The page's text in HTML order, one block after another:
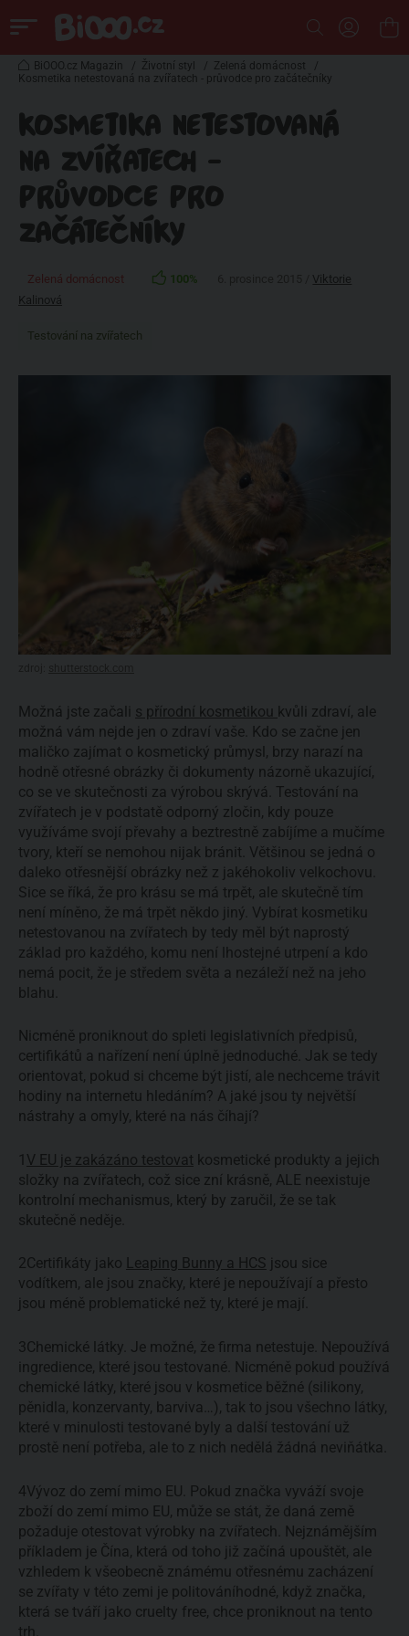
BiOOO.cz Magazin / Životní styl / Zelená domácnost
/
Kosmetika netestovaná na zvířatech - průvodce pro začátečníky
KOSMETIKA NETESTOVANÁ
NA ZVÍŘATECH -
PRŮVODCE PRO
ZAČÁTEČNÍKY
Zelená domácnost 100%
Viktorie
Kalinová
Testování na zvířatech
Možná jste začali s přírodní kosmetikou kvůli zdraví, ale
možná vám nejde jen o zdraví vaše. Kdo se začne jen
maličko zajímat o kosmetický průmysl, brzy narazí na
hodně otřesné obrázky či dokumenty názorně ukazující,
co se ve skutečnosti za výrobou skrývá. Testování na
zvířatech je v podstatě odporný zločin, kdy pouze
využíváme svojí převahy a beztrestně zabíjíme a mučíme
tvory, kteří se nemohou nijak bránit. Většinou se jedná o
daleko otřesnější obrázky než z jakéhokoliv velkochovu.
Sice se říká, že pro krásu se má trpět, ale skutečně tím
není míněno, že má trpět někdo jiný. Vybírat kosmetiku
netestovanou na zvířatech by tedy měl být naprostý
základ pro každého, komu není lhostejné utrpení a kdo
nemá pocit, že je středem světa a nezáleží než na jeho
blahu.
Nicméně proniknout do spleti legislativních předpisů,
certifikátů a nařízení není úplně jednoduché. Jak se tedy
orientovat, pokud si chceme být jistí, ale nechceme trávit
hodiny na internetu hledáním? A jaké jsou ty největší
nástrahy a omyly, které na nás číhají?
1 V EU je zakázáno testovat kosmetické produkty a jejich
složky na zvířatech, což sice zní krásně, ALE neexistuje
kontrolní mechanismus, který by zaručil, že se tak
skutečně neděje.
2Certifikáty jako Leaping Bunny a HCS jsou sice
vodítkem, ale jsou značky, které je nepoužívají a přesto
jsou méně problematické než ty, které je mají.
3Chemické látky. Je možné, že firma netestuje. Nepoužívá
ingredience, které jsou testované. Nicméně pokud používá
chemické látky, které jsou v kosmetice běžné (silikony,
pěnidla, konzervanty, barviva…), tak to jsou všechno látky,
které v minulosti testované byly a další testování už
prostě není potřeba, ale to z nich nedělá žádná neviňátka.
4Vývoz do zemí mimo EU. Pokud značka vyváží svoje
zboží do zemí mimo EU, může se stát, že daná země
požaduje otestovat výrobky na zvířatech. Nejznámějším
příkladem je Čína, která od toho již začíná upouštět, ale
vzhledem k všeobecně známému otřesnému zacházení
se zvířaty v této zemi je politováníhodné, když značka,
která se tváří jako cruelty free, chce proniknout na tento
trh.